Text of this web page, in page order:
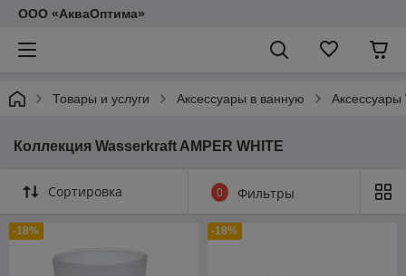
ООО «АкваОптима»
Товары и услуги Аксессуары в ванную
Коллекция Wasserkraft AMPER WHITE
Сортировка 0 Фильтры
-18% -18%